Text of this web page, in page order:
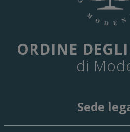
ORDINE
di
Sede